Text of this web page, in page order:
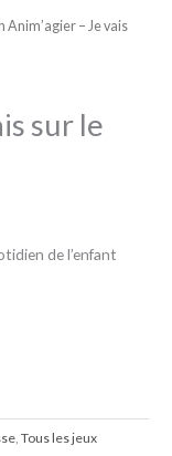
Anim’agier – Je vais
sur le
de l’enfant
,Tous les jeux